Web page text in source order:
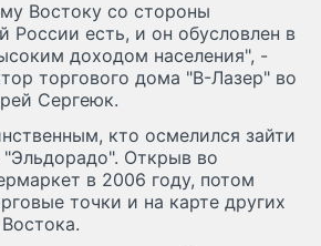
Востоку со стороны
России есть, и он обусловлен в
доходом населения", -
торгового дома "В-Лазер" во
Сергеюк.
кто осмелился зайти
"Эльдорадо". Открыв во
в 2006 году, потом
точки и на карте других